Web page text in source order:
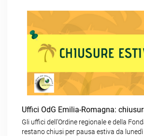
Uffici OdG Emilia-Romagna:
Gli uffici dell’Ordine regionale e della
restano chiusi per pausa estiva da